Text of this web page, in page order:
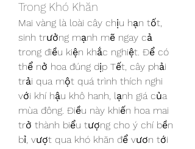
Trong Khó Khăn
Mai vàng là loài cây chịu hạn tốt,
sinh trưởng mạnh mẽ ngay cả
trong điều kiện khắc nghiệt. Để có
thể nở hoa đúng dịp Tết, cây phải
trải qua một quá trình thích nghi
với khí hậu khô hanh, lạnh giá của
mùa đông. Điều này khiến hoa mai
trở thành biểu tượng cho ý chí bền
bỉ, vượt qua khó khăn để vươn tới